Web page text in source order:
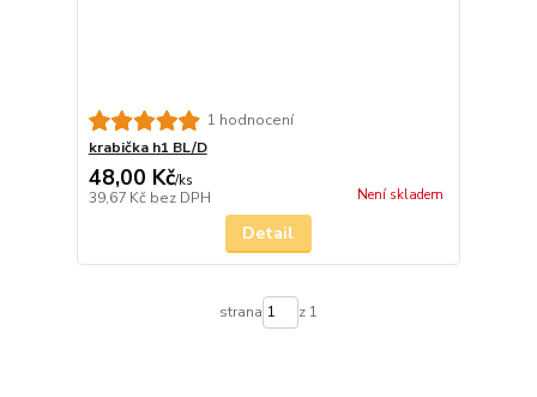
1 hodnocení
krabička h1 BL/D
48,00 Kč/ks
39,67 Kč bez DPH Není skladem
Detail
strana z 1